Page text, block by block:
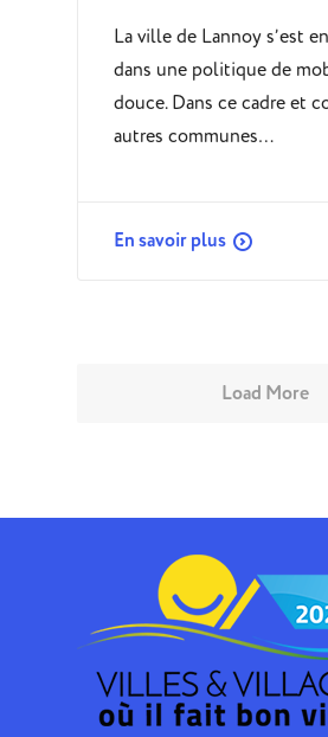
La ville de Lannoy s’est
dans une politique de
douce. Dans ce cadre et
autres communes…
En savoir plus
Load More